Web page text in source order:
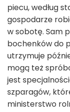
piecu, według
gospodarze
w sobotę. Sam
bochenków do
utrzymuje
mogą też
jest
szparagów,
ministerstwo